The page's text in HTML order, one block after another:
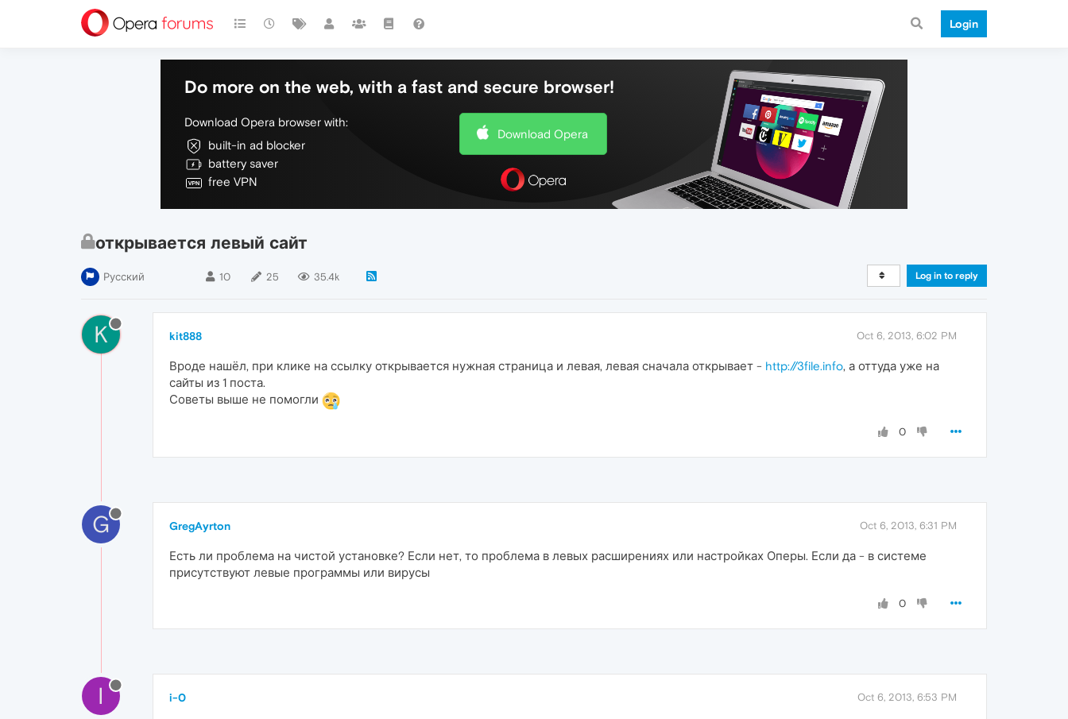
Login
Do more on the web, with a fast and secure browser!
Download Opera browser with:
built-in ad blocker
battery saver
free VPN
Download Opera
открывается левый сайт
Русский 10 25 35.4k Log in to reply
K kit888 Oct 6, 2013, 6:02 PM
Вроде нашёл, при клике на ссылку открывается нужная страница и левая, левая сначала открывает - http://3file.info, а оттуда уже на
сайты из 1 поста.
Советы выше не помогли
0
G GregAyrton Oct 6, 2013, 6:31 PM
Есть ли проблема на чистой установке? Если нет, то проблема в левых расширениях или настройках Оперы. Если да - в системе
присутствуют левые программы или вирусы
0
I i-0 Oct 6, 2013, 6:53 PM